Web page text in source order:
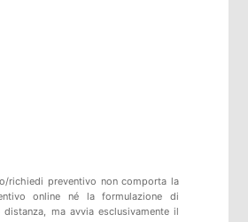
richiedi preventivo non comporta la
online né la formulazione di
distanza, ma avvia esclusivamente il